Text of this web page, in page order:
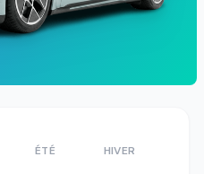
ÉTÉ HIVER